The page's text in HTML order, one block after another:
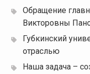
Обращение
Викторовны
Губкинский
отраслью
Наша задача –